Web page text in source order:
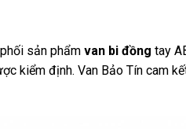
sản phẩm van bi đồng tay
kiểm định. Van Bảo Tín cam